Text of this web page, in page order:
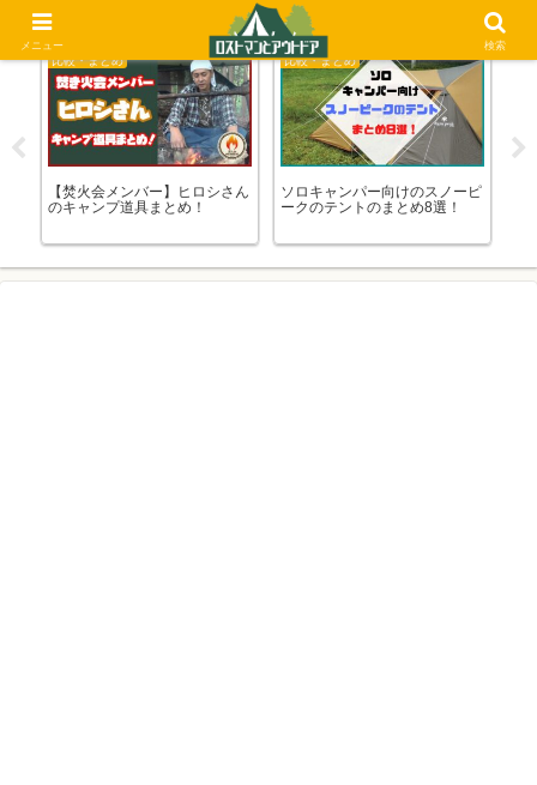
比較・まとめ
【焚火会メンバー】ヒロシさん
のキャンプ道具まとめ！
比較・まとめ
ソロキャンパー向けのスノーピ
ークのテントのまとめ8選！
比
メニュー 検索